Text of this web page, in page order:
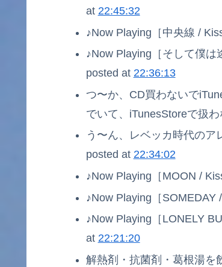
at 22:45:32
♪Now Playing［中央線 /
♪Now Playing［そして僕
posted at 22:36:13
つ〜か、CD買わないで
でいて、iTunesStoreで扱
う〜ん、レベッカ時代のア
posted at 22:34:02
♪Now Playing［MOON /
♪Now Playing［SOMEDAY
♪Now Playing［LONELY
at 22:21:20
解熱剤・抗菌剤・葛根湯を